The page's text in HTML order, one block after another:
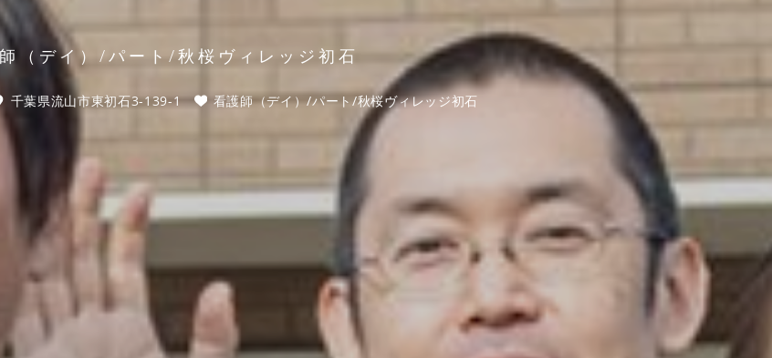
（デイ）/パート/秋桜ヴィレッジ初石
千葉県流山市東初石3-139-1 看護師（デイ）/パート/秋桜ヴィレッジ初石